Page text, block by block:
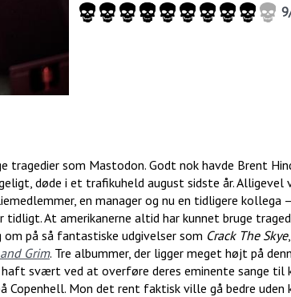
tragedier som Mastodon. Godt nok havde Brent
døde i et trafikuheld august sidste år. Alligevel
en manager og nu en tidligere kollega
At amerikanerne altid har kunnet bruge
på så fantastiske udgivelser som Crack The Skye,
Grim. Tre albummer, der ligger meget højt på
svært ved at overføre deres eminente sange til
Copenhell. Mon det rent faktisk ville gå bedre uden